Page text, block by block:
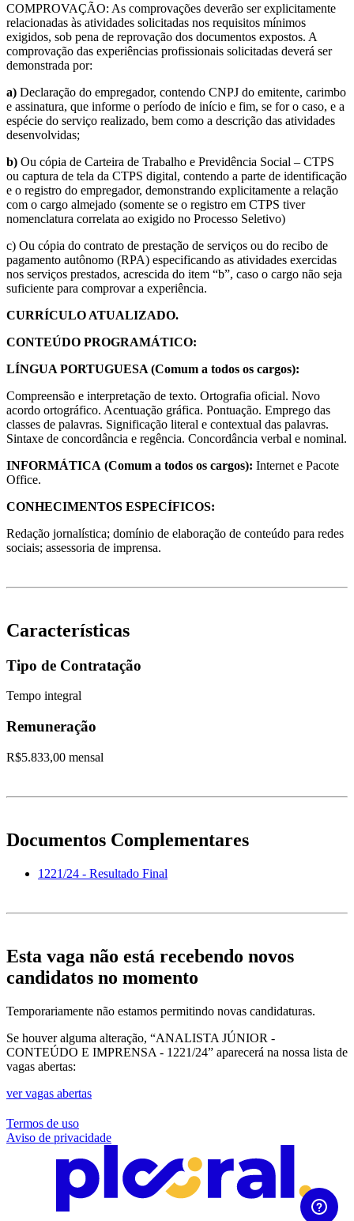
COMPROVAÇÃO: As comprovações deverão ser explicitamente
relacionadas às atividades solicitadas nos requisitos mínimos
exigidos, sob pena de reprovação dos documentos expostos. A
comprovação das experiências profissionais solicitadas deverá ser
demonstrada por:
a) Declaração do empregador, contendo CNPJ do emitente, carimbo
e assinatura, que informe o período de início e fim, se for o caso, e a
espécie do serviço realizado, bem como a descrição das atividades
desenvolvidas;
b) Ou cópia de Carteira de Trabalho e Previdência Social – CTPS
ou captura de tela da CTPS digital, contendo a parte de identificação
e o registro do empregador, demonstrando explicitamente a relação
com o cargo almejado (somente se o registro em CTPS tiver
nomenclatura correlata ao exigido no Processo Seletivo)
c) Ou cópia do contrato de prestação de serviços ou do recibo de
pagamento autônomo (RPA) especificando as atividades exercidas
nos serviços prestados, acrescida do item “b”, caso o cargo não seja
suficiente para comprovar a experiência.
CURRÍCULO ATUALIZADO.
CONTEÚDO PROGRAMÁTICO:
LÍNGUA PORTUGUESA (Comum a todos os cargos):
Compreensão e interpretação de texto. Ortografia oficial. Novo
acordo ortográfico. Acentuação gráfica. Pontuação. Emprego das
classes de palavras. Significação literal e contextual das palavras.
Sintaxe de concordância e regência. Concordância verbal e nominal.
INFORMÁTICA (Comum a todos os cargos): Internet e Pacote
Office.
CONHECIMENTOS ESPECÍFICOS:
Redação jornalística; domínio de elaboração de conteúdo para redes
sociais; assessoria de imprensa.
Características
Tipo de Contratação
Tempo integral
Remuneração
R$5.833,00 mensal
Documentos Complementares
1221/24 - Resultado Final
Esta vaga não está recebendo novos
candidatos no momento
Temporariamente não estamos permitindo novas candidaturas.
Se houver alguma alteração, “ANALISTA JÚNIOR -
CONTEÚDO E IMPRENSA - 1221/24” aparecerá na nossa lista de
vagas abertas:
ver vagas abertas
Termos de uso
Aviso de privacidade